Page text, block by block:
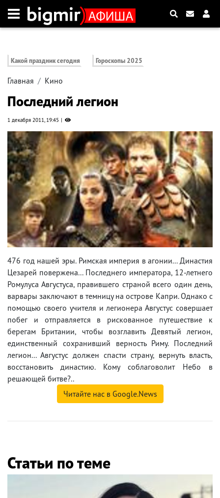
Какой праздник сегодня Гороскопы 2025
Главная Кино
Последний легион
1 декабря 2011, 19:45
476 год нашей эры. Римская империя в агонии... Династия
Цезарей повержена... Последнего императора, 12-летнего
Ромулуса Августуса, правившего страной всего один день,
варвары заключают в темницу на острове Капри. Однако с
помощью своего учителя и легионера Августус совершает
побег и отправляется в рискованное путешествие к
берегам Британии, чтобы возглавить Девятый легион,
единственный сохранивший верность Риму. Последний
легион... Августус должен спасти страну, вернуть власть,
восстановить династию. Кому соблаговолит Небо в
решающей битве?..
Читайте нас в Google.News
Статьи по теме